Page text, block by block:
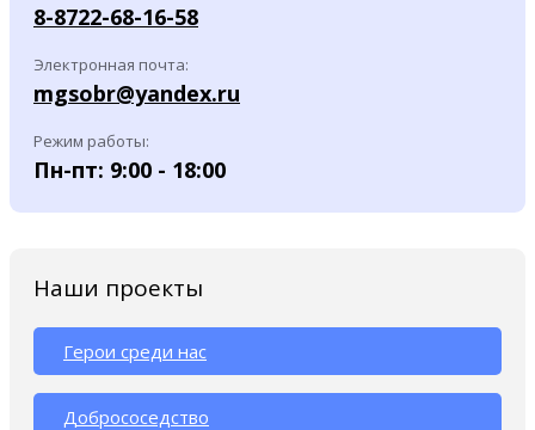
8-8722-68-16-58
Электронная почта:
mgsobr@yandex.ru
Режим работы:
Пн-пт: 9:00 - 18:00
Наши проекты
Герои среди нас
Добрососедство